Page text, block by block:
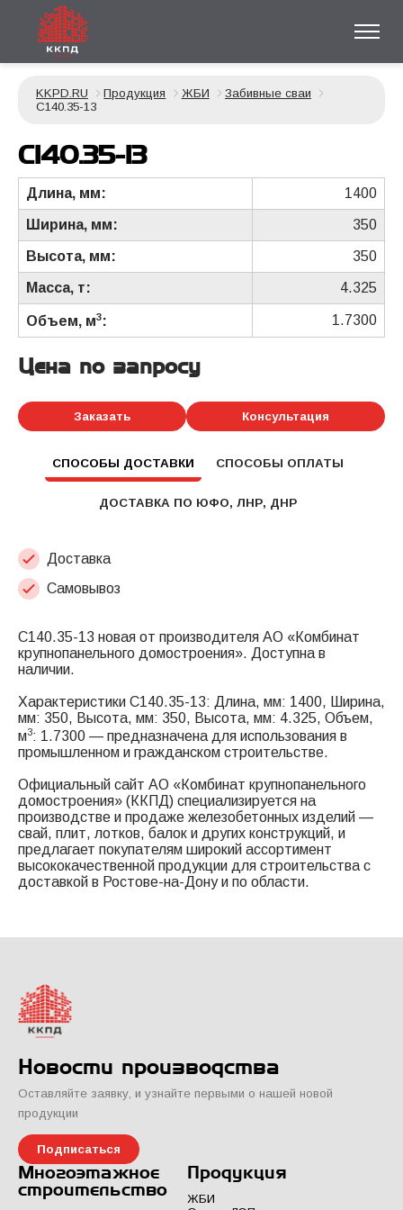
KKPD.RU Продукция ЖБИ
Забивные сваи
С140.35-13
С140.35-13
Длина, мм: 1400
Ширина, мм: 350
Высота, мм: 350
Масса, т: 4.325
Объем, м3: 1.7300
Цена по запросу
Заказать Консультация
СПОСОБЫ ДОСТАВКИ СПОСОБЫ ОПЛАТЫ
ДОСТАВКА ПО ЮФО, ЛНР, ДНР
Доставка
Самовывоз
С140.35-13 новая от производителя АО «Комбинат
крупнопанельного домостроения». Доступна в
наличии.
Характеристики С140.35-13: Длина, мм: 1400, Ширина,
мм: 350, Высота, мм: 350, Высота, мм: 4.325, Объем,
м3: 1.7300 — предназначена для использования в
промышленном и гражданском строительстве.
Официальный сайт АО «Комбинат крупнопанельного
домостроения» (ККПД) специализируется на
производстве и продаже железобетонных изделий —
свай, плит, лотков, балок и других конструкций, и
предлагает покупателям широкий ассортимент
высококачественной продукции для строительства с
доставкой в Ростове-на-Дону и по области.
Новости производства
Оставляйте заявку, и узнайте первыми о нашей новой
продукции
Подписаться
Многоэтажное
строительство
Продукция
ЖБИ